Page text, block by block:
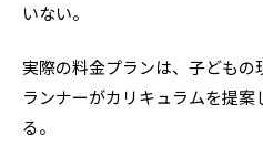
いない。
実際の料金プランは、子ども
ランナーがカリキュラムを提
る。